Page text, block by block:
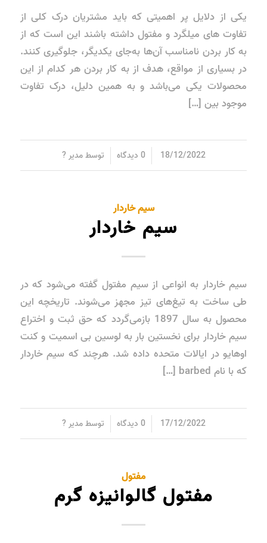
یکی از دلایل پر اهمیتی که باید مشتریان درک کلی از
تفاوت های میلگرد و مفتول داشته باشند این است که از
به کار بردن نامناسب آن‌ها به‌جای یکدیگر، جلوگیری کنند.
در بسیاری از مواقع، هدف از به کار بردن هر کدام از این
محصولات یکی می‌باشد و به همین دلیل، درک تفاوت
موجود بین […]
18/12/2022
/ 0 دیدگاه توسطمدیر ?
سیم خاردار
سیم خاردار
سیم خاردار به انواعی از سیم مفتول گفته می‌شود که در
طی ساخت به تیغ‌های تیز مجهز می‌شوند. تاریخچه این
محصول به سال 1897 بازمی‌گردد که حق ثبت و اختراع
سیم خاردار برای نخستین بار به لوسین بی اسمیت و کنت
اوهایو در ایالات متحده داده شد. هرچند که سیم خاردار
که با نام barbed […]
17/12/2022
/ 0 دیدگاه توسطمدیر ?
مفتول
مفتول گالوانیزه گرم